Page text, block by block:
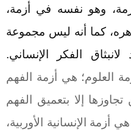
وهو نفسه في أزمة،
كما أنه ليس مجموعة
الفكر الإنساني.
العلوم؛ هي أزمة الفهم
تجاوزها إلا بتعميق الفهم
أزمة الإنسانية الأوربية،